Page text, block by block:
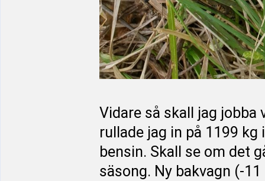
Vidare så skall jag
rullade jag in på 1199
bensin. Skall se om det
säsong. Ny bakvagn (-